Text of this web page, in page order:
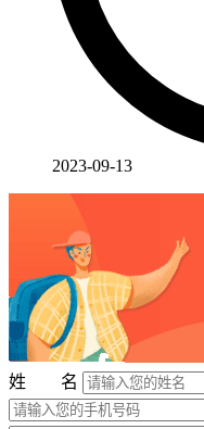
2023-09-13
姓 名